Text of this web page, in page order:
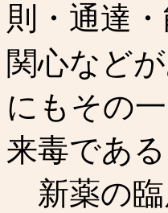
則・通達
関心など
にもその
来毒であ
新薬の臨